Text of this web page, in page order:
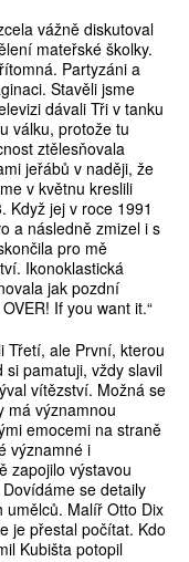
vážně diskutoval
mateřské školky.
Partyzáni a
Stavěli jsme
dávali Tři v tanku
válku, protože tu
ztělesňovala
jeřábů v naději, že
v květnu kreslili
Když jej v roce 1991
a následně zmizel i s
pro mě
Ikonoklastická
jak pozdní
If you want it.“
Třetí, ale První, kterou
si pamatuji, vždy slavil
vítězství. Možná se
má významnou
emocemi na straně
významné i
zapojilo výstavou
se detaily
umělců. Malíř Otto Dix
je přestal počítat. Kdo
Kubišta potopil